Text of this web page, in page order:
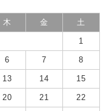
木 金 土
1
6 7 8
13 14 15
20 21 22